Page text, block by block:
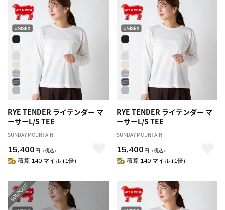
RYE TENDER ライテンダー マ
ーサーL/S TEE
SUNDAY MOUNTAIN
15,400 円 （税込）
積算 140 マイル (1倍)
RYE TENDER ライテンダー マ
ーサーL/S TEE
SUNDAY MOUNTAIN
15,400 円 （税込）
積算 140 マイル (1倍)